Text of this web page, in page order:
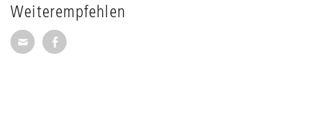
Weiterempfehlen
Seite per E-Mail weiterempfehlen
Seite auf Facebook weiterempfehlen